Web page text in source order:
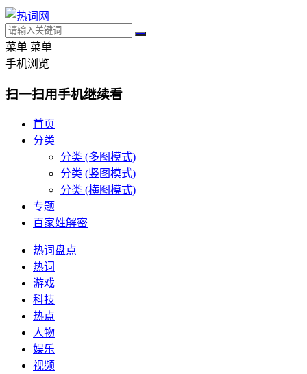
菜单 菜单
手机浏览
扫一扫用手机继续看
首页
分类
分类 (多图模式)
分类 (竖图模式)
分类 (横图模式)
专题
百家姓解密
热词盘点
热词
游戏
科技
热点
人物
娱乐
视频